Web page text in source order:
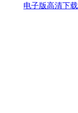
电子版高清下载